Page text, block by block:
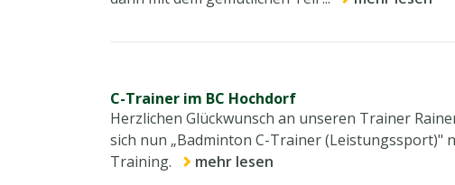
C-Trainer im BC Hochdorf
Herzlichen Glückwunsch an unseren Trainer
sich nun „Badminton C-Trainer (Leistungssport)"
Training.
mehr lesen